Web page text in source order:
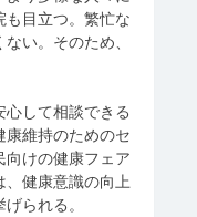
目立つ。繁忙な
い。そのため、
して相談できる
維持のためのセ
けの健康フェア
健康意識の向上
られる。